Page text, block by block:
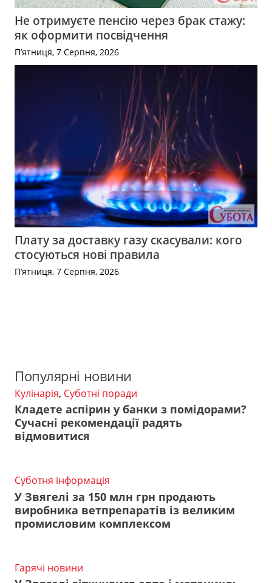
Не отримуєте пенсію через брак стажу:
як оформити посвідчення
П’ятниця, 7 Серпня, 2026
Плату за доставку газу скасували: кого
стосуються нові правила
П’ятниця, 7 Серпня, 2026
Популярні новини
Кулінарія, Суботні поради
Кладете аспірин у банки з помідорами?
Сучасні рекомендації радять
відмовитися
Суботня інформація
У Звягелі за 150 млн грн продають
виробника ветпрепаратів із великим
промисловим комплексом
Гарячі новини